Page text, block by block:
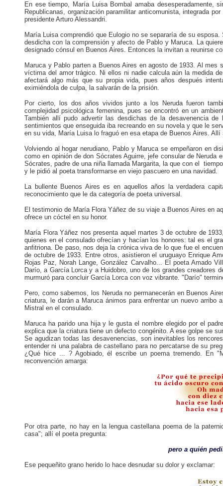
En ese tiempo, María Luisa Bombal amaba desesperadamente,
Republicanas, organización paramilitar anticomunista, integrada
presidente Arturo Alessandri.
María Luisa comprendió que Eulogio no se separaría de su
desdicha con la comprensión y afecto de Pablo y Maruca. La
designado cónsul en Buenos Aires. Entonces la invitan a reunirse
Maruca y Pablo parten a Buenos Aires en agosto de 1933. Al
víctima del amor trágico. Ni ellos ni nadie calcula aún la medida
afectará algo más que su propia vida, pues años después
eximiéndola de culpa, la salvarán de la prisión.
Por cierto, los dos años vividos junto a los Neruda fueron
complejidad psicológica femenina, pues se encontró en un
También allí pudo advertir las desdichas de la desavenencia
sentimientos que enseguida iba recreando en su novela y que le
en su vida, María Luisa lo fraguó en esa etapa de Buenos Aires.
Volviendo al hogar nerudiano, Pablo y Maruca se empeñaron en
como en opinión de don Sócrates Aguirre, jefe consular de
Sócrates, padre de una niña llamada Margarita, la que con el
y le pidió al poeta transformarse en viejo pascuero en una navidad.
La bullente Buenos Aires es en aquellos años la verdadera
reconocimiento que le da categoría de poeta universal.
El testimonio de María Flora Yáñez de su viaje a Buenos Aires en
ofrece un cóctel en su honor.
María Flora Yáñez nos presenta aquel martes 3 de octubre de
quienes en el consulado ofrecían y hacían los honores: tal es el
anfitriona. De paso, nos deja la crónica viva de lo que fue el
de octubre de 1933. Entre otros, asistieron el uruguayo Enrique
Rojas Paz, Norah Lange, González Carvalho... El poeta Amado
Darío, a García Lorca y a Huidobro, uno de los grandes creadores
murmuró para concluir García Lorca con voz vibrante. "Darío"
Pero, como sabemos, los Neruda no permanecerán en Buenos
criatura, le darán a Maruca ánimos para enfrentar un nuevo arribo
Mistral en el consulado.
Maruca ha parido una hija y le gusta el nombre elegido por el
explica que la criatura tiene un defecto congénito. A ese golpe se
Se agudizan todas las desavenencias, son inevitables los
entender ni una palabra de castellano para no percatarse de su
¿Qué hice ... ? Agobiado, él escribe un poema tremendo. En
reconvención amarga:
Por otra parte, no hay en la lengua castellana poema de la
casa"; allí el poeta pregunta:
pero a quién
Ese pequeñito grano herido lo hace desnudar su dolor y exclamar: